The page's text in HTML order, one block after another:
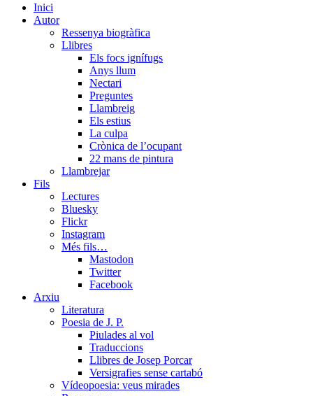
Close
Menu
Inici
Autor
Ressenya biogràfica
Llibres
Els focs ignífugs
Anys llum
Nectari
Preguntes
Llambreig
Els estius
La culpa
Crònica de l’ocupant
22 mans de pintura
Llambrejar
Fils
Lectures
Bluesky
Flickr
Instagram
Més fils…
Mastodon
Twitter
Facebook
Arxiu
Literatura
Poesia de J. P.
Piulades al vol
Traduccions
Llibres de Josep Porcar
Versigrafies sense cartabó
Vídeopoesia: veus mirades